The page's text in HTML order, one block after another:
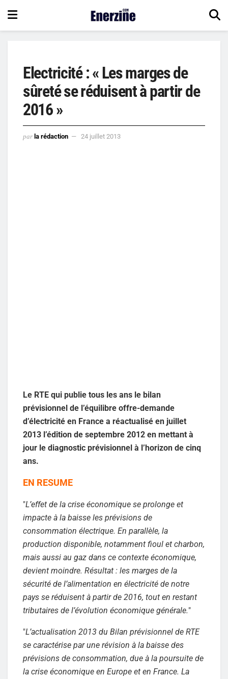
Electricité : « Les marges de
sûreté se réduisent à partir de
2016 »
par la rédaction 24 juillet 2013
Le RTE qui publie tous les ans le bilan
prévisionnel de l’équilibre offre-demande
d’électricité en France a réactualisé en juillet
2013 l’édition de septembre 2012 en mettant à
jour le diagnostic prévisionnel à l’horizon de cinq
ans.
EN RESUME
"L’effet de la crise économique se prolonge et
impacte à la baisse les prévisions de
consommation électrique. En parallèle, la
production disponible, notamment fioul et charbon,
mais aussi au gaz dans ce contexte économique,
devient moindre. Résultat : les marges de la
sécurité de l’alimentation en électricité de notre
pays se réduisent à partir de 2016, tout en restant
tributaires de l’évolution économique générale."
"L’actualisation 2013 du Bilan prévisionnel de RTE
se caractérise par une révision à la baisse des
prévisions de consommation, due à la poursuite de
la crise économique en Europe et en France. La